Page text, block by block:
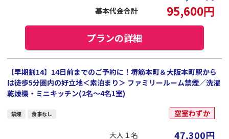
基本代金合計 95,600円
プランの詳細
【早期割14】14日前までのご予約に！堺筋本町＆大阪本町駅から
は徒歩5分圏内の好立地＜素泊まり＞ ファミリールーム禁煙／洗濯
乾燥機・ミニキッチン(2名～4名1室)
禁煙 食事なし 空室わずか
大人１名 47,300円